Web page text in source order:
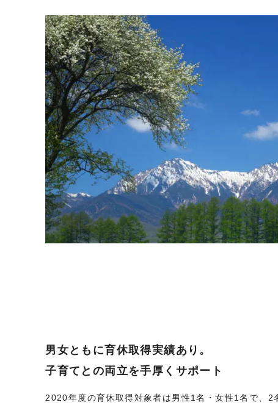
男女ともに育休取得実績あり。
子育てとの両立を手厚くサポート
2020年度の育休取得対象者は男性1名・女性1名で、2